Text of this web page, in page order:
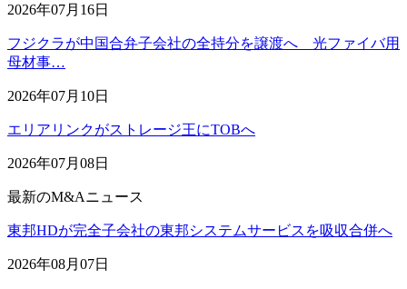
2026年07月16日
フジクラが中国合弁子会社の全持分を譲渡へ 光ファイバ用
母材事…
2026年07月10日
エリアリンクがストレージ王にTOBへ
2026年07月08日
最新のM&Aニュース
東邦HDが完全子会社の東邦システムサービスを吸収合併へ
2026年08月07日